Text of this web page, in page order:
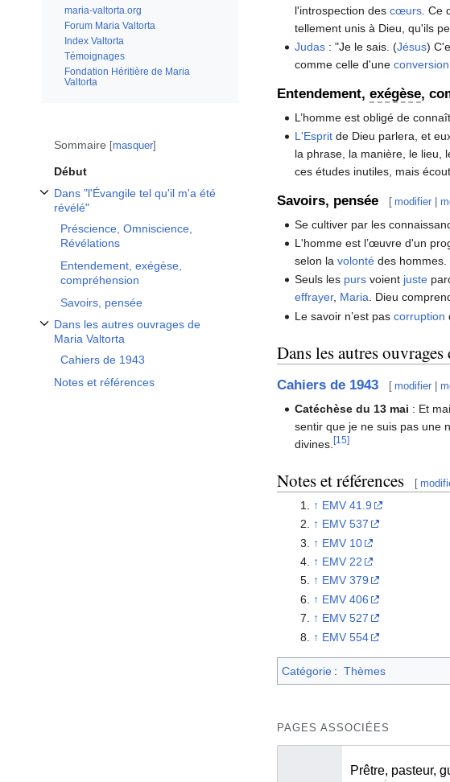
maria-valtorta.org
Forum Maria Valtorta
Index Valtorta
Témoignages
Fondation Héritière de Maria
Valtorta
Sommaire masquer
Début
Dans "l'Évangile tel qu'il m'a été
révélé"
Afficher / masquer la sous-section Dans "l'Évangile tel qu'il m'a été révélé"
Préscience, Omniscience,
Révélations
Entendement, exégèse,
compréhension
Savoirs, pensée
Dans les autres ouvrages de
Maria Valtorta
Afficher / masquer la sous-section Dans les autres ouvrages de Maria Valtorta
Cahiers de 1943
Notes et références
l'introspection descœurs .
tellement unis à Dieu, qu'ils
Judas : "Je le sais. (Jésus)
comme celle d'uneconversion
Entendement, exégèse,
L’homme est obligé de
L'Esprit de Dieu parlera, et
la phrase, la manière, le lieu,
ces études inutiles, mais
Savoirs, pensée [ modifier |
Se cultiver par les
L'homme est l’œuvre d'un
selon lavolonté des
Seuls les purs voient juste
effrayer, Maria. Dieu
Le savoir n’est pascorruption
Dans les autres
Cahiers de 1943 [ modifier |
Catéchèse du 13 mai : Et
sentir que je ne suis pas une
divines.[15]
Notes et références [
↑ EMV 41.9
↑ EMV 537
↑ EMV 10
↑ EMV 22
↑ EMV 379
↑ EMV 406
↑ EMV 527
↑ EMV 554
Catégorie : Thèmes
PAGES ASSOCIÉES
Prêtre, pasteur,